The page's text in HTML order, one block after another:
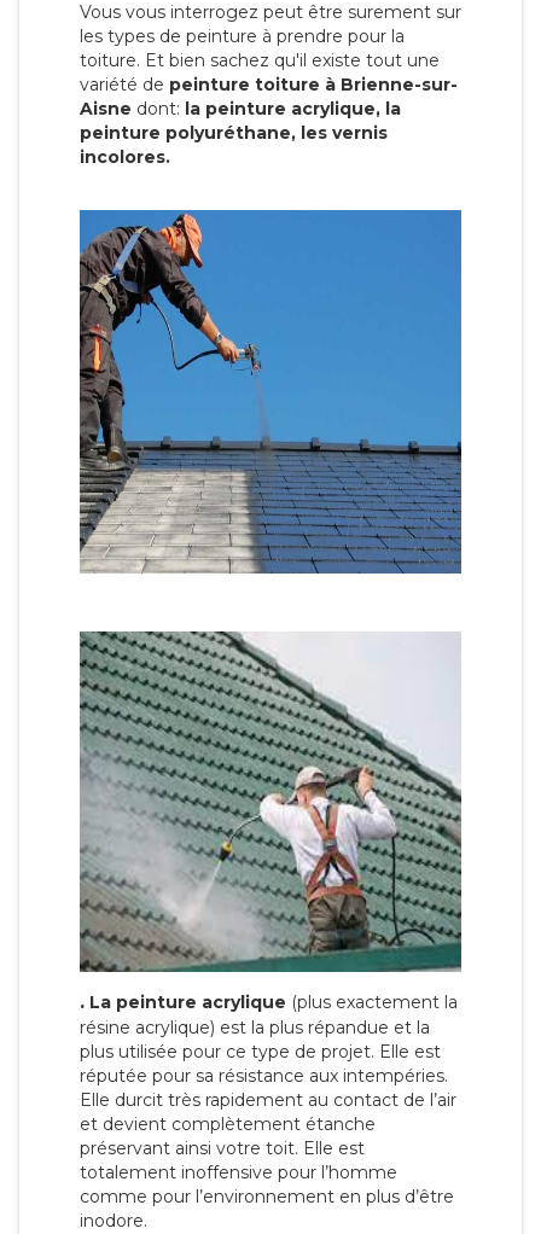
Vous vous interrogez peut être surement sur
les types de peinture à prendre pour la
toiture. Et bien sachez qu'il existe tout une
variété de peinture toiture à Brienne-sur-
Aisne dont: la peinture acrylique, la
peinture polyuréthane, les vernis
incolores.
. La peinture acrylique (plus exactement la
résine acrylique) est la plus répandue et la
plus utilisée pour ce type de projet. Elle est
réputée pour sa résistance aux intempéries.
Elle durcit très rapidement au contact de l’air
et devient complètement étanche
préservant ainsi votre toit. Elle est
totalement inoffensive pour l’homme
comme pour l’environnement en plus d’être
inodore.